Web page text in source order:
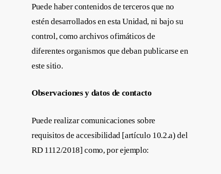
Puede haber contenidos de terceros que no
estén desarrollados en esta Unidad, ni bajo su
control, como archivos ofimáticos de
diferentes organismos que deban publicarse en
este sitio.
Observaciones y datos de contacto
Puede realizar comunicaciones sobre
requisitos de accesibilidad [artículo 10.2.a) del
RD 1112/2018] como, por ejemplo: